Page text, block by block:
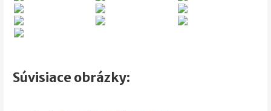
Súvisiace obrázky: